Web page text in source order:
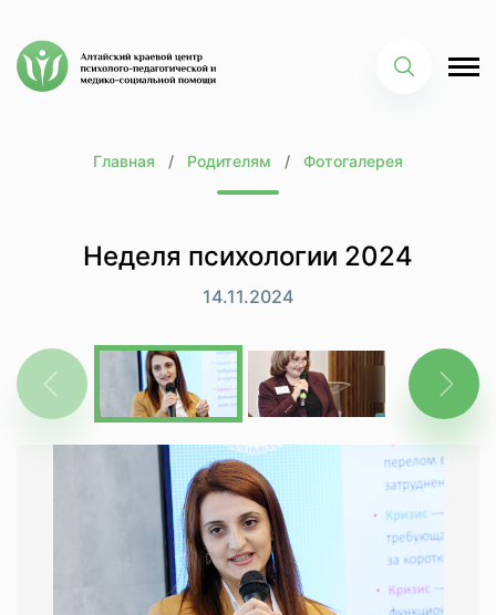
Главная Родителям Фотогалерея
Неделя психологии 2024
14.11.2024